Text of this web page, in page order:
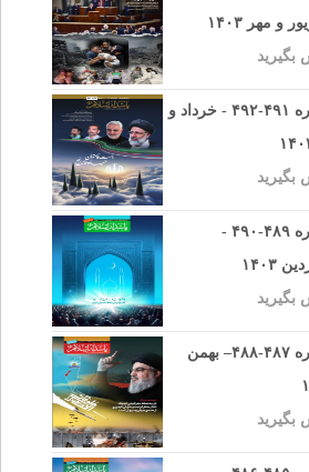
و مهر ۱۴۰۳
بگیرید
شماره ۴۹۱-۴۹۲ - خرداد و
بگیرید
شماره ۴۸۹-۴۹۰ -
۱۴۰۳
بگیرید
شماره ۴۸۷-۴۸۸– بهمن
بگیرید